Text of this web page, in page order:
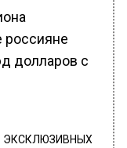
россияне
долларов с
ЭКСКЛЮЗИВНЫХ